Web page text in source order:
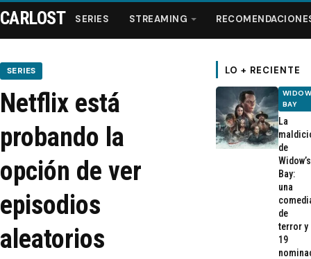
Series
Streaming
Recomendaciones
Videos
CARLOST SERIES STREAMING
SERIES
Netflix está
probando la
opción de ver
episodios
aleatorios
LO + RECIENTE
BAY
La
de
Widow’s
Bay:
una
de
terror y
19